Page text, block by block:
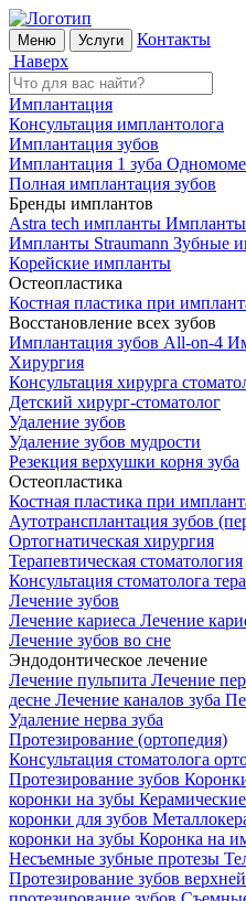
Меню Услуги
Контакты
Наверх
Имплантация
Консультация имплантолога
Имплантация зубов
Имплантация 1 зуба
Полная имплантация зубов
Бренды имплантов
Astra tech импланты Импланты
Импланты Straumann Зубные
Корейские импланты
Остеопластика
Костная пластика при
Восстановление всех зубов
Имплантация зубов All-on-4
Хирургия
Консультация хирурга
Детский хирург-стоматолог
Удаление зубов
Удаление зубов мудрости
Резекция верхушки корня зуба
Остеопластика
Костная пластика при
Аутотрансплантация зубов
Ортогнатическая хирургия
Терапевтическая стоматология
Консультация стоматолога
Лечение зубов
Лечение кариеса Лечение
Лечение зубов во сне
Эндодонтическое лечение
Лечение пульпита Лечение
десне Лечение каналов зуба
Удаление нерва зуба
Протезирование (ортопедия)
Консультация стоматолога
Протезирование зубов
коронки на зубы
коронки для зубов
коронки на зубы Коронка на
Несъемные зубные протезы
Протезирование зубов